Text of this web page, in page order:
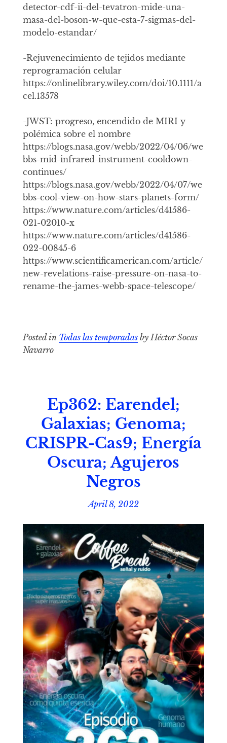
detector-cdf-ii-del-tevatron-mide-una-
masa-del-boson-w-que-esta-7-sigmas-del-
modelo-estandar/
-Rejuvenecimiento de tejidos mediante
reprogramación celular
https://onlinelibrary.wiley.com/doi/10.1111/a
cel.13578
-JWST: progreso, encendido de MIRI y
polémica sobre el nombre
https://blogs.nasa.gov/webb/2022/04/06/we
bbs-mid-infrared-instrument-cooldown-
continues/
https://blogs.nasa.gov/webb/2022/04/07/we
bbs-cool-view-on-how-stars-planets-form/
https://www.nature.com/articles/d41586-
021-02010-x
https://www.nature.com/articles/d41586-
022-00845-6
https://www.scientificamerican.com/article/
new-revelations-raise-pressure-on-nasa-to-
rename-the-james-webb-space-telescope/
Posted in Todas las temporadasby Héctor Socas
Navarro
Ep362: Earendel;
Galaxias; Genoma;
CRISPR-Cas9; Energía
Oscura; Agujeros
Negros
April 8, 2022